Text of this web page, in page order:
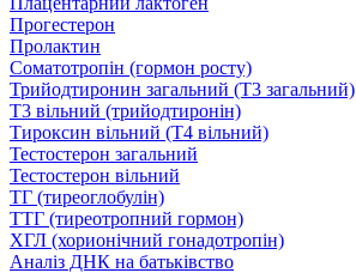
Прогестерон
Пролактин
Соматотропін (гормон росту)
Трийодтиронин загальний (Т3 загальний)
Т3 вільний (трийодтиронін)
Тироксин вільний (Т4 вільний)
Тестостерон загальний
Тестостерон вільний
ТГ (тиреоглобулін)
ТТГ (тиреотропний гормон)
ХГЛ (хорионічний гонадотропін)
Аналіз ДНК на батьківство